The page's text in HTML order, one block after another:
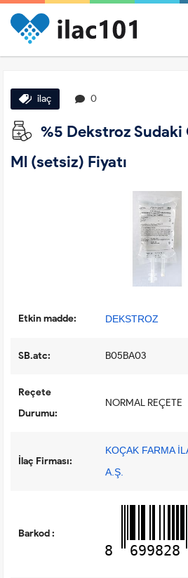
ilaç 0
%5 Dekstroz
Ml (setsiz) Fiyatı
Etkin madde: DEKSTROZ
SB.atc: B05BA03
Reçete
Durumu:
NORMAL REÇETE
İlaç Firması:
KOÇAK FARMA
A.Ş.
Barkod :
8 699828